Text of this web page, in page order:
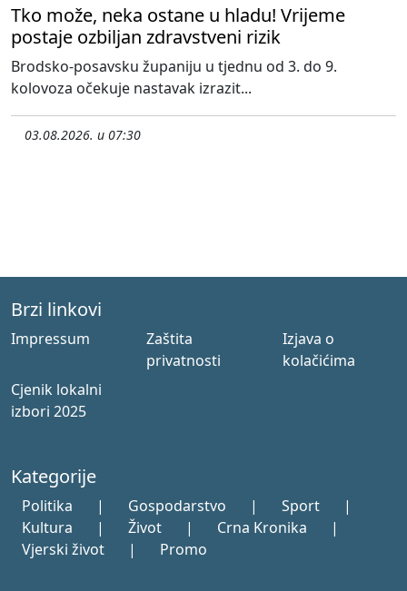
Tko može, neka ostane u hladu! Vrijeme
postaje ozbiljan zdravstveni rizik
Brodsko-posavsku županiju u tjednu od 3. do 9.
kolovoza očekuje nastavak izrazit...
03.08.2026. u 07:30
Brzi linkovi
Impressum
Zaštita
privatnosti
Izjava o
kolačićima
Cjenik lokalni
izbori 2025
Kategorije
Politika | Gospodarstvo | Sport
|
Kultura
| Život | Crna Kronika
|
Vjerski život
| Promo